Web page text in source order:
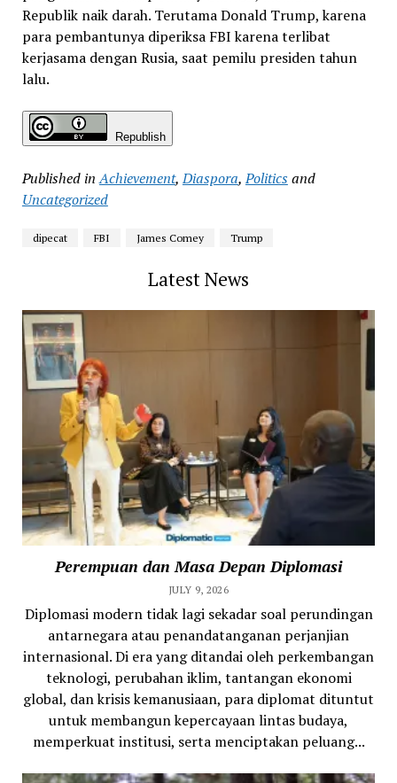
Republik naik darah. Terutama Donald Trump, karena
para pembantunya diperiksa FBI karena terlibat
kerjasama dengan Rusia, saat pemilu presiden tahun
lalu.
Republish
Published in Achievement,Diaspora,Politicsand
Uncategorized
dipecat FBI James Comey Trump
Latest News
Perempuan dan Masa Depan Diplomasi
JULY 9, 2026
Diplomasi modern tidak lagi sekadar soal perundingan
antarnegara atau penandatanganan perjanjian
internasional. Di era yang ditandai oleh perkembangan
teknologi, perubahan iklim, tantangan ekonomi
global, dan krisis kemanusiaan, para diplomat dituntut
untuk membangun kepercayaan lintas budaya,
memperkuat institusi, serta menciptakan peluang...